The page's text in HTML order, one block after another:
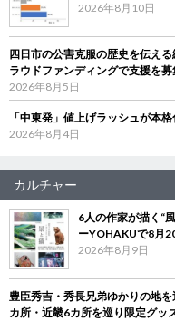
2026年8月10日
四日市の公害克服の歴史を伝え
ラウドファンディングで支援を募
2026年8月5日
「中東発」値上げラッシュが本
2026年8月4日
カルチャー
6人の作家が描く“
ーYOHAKUで8月
2026年8月9日
豊臣秀吉・秀長兄弟ゆかりの地
カ所・近畿6カ所を巡り限定グッ